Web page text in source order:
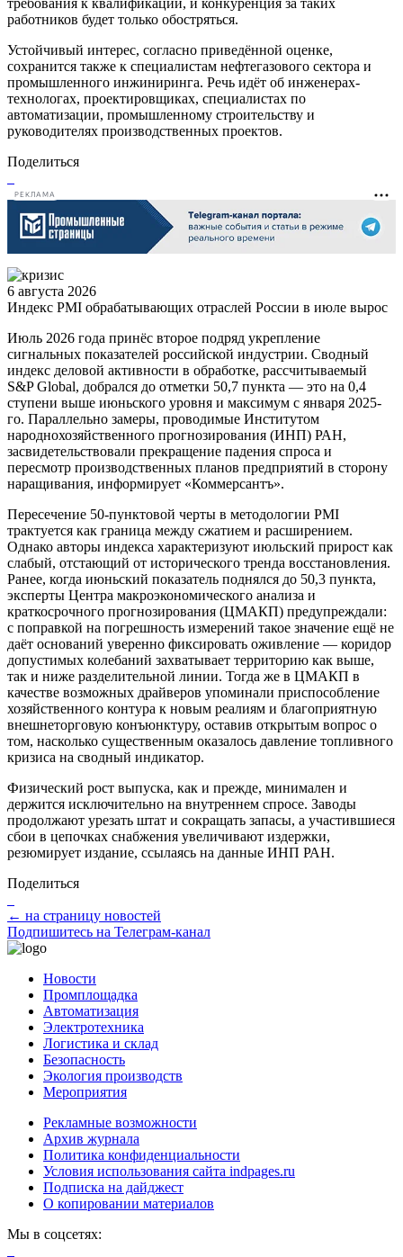
работников будет только обостряться.
Устойчивый интерес, согласно приведённой оценке,
сохранится также к специалистам нефтегазового сектора и
промышленного инжиниринга. Речь идёт об инженерах-
технологах, проектировщиках, специалистах по
автоматизации, промышленному строительству и
руководителях производственных проектов.
Поделиться
РЕКЛАМА
6 августа 2026
Индекс PMI обрабатывающих отраслей России в июле вырос
Июль 2026 года принёс второе подряд укрепление
сигнальных показателей российской индустрии. Сводный
индекс деловой активности в обработке, рассчитываемый
S&P Global, добрался до отметки 50,7 пункта — это на 0,4
ступени выше июньского уровня и максимум с января 2025-
го. Параллельно замеры, проводимые Институтом
народнохозяйственного прогнозирования (ИНП) РАН,
засвидетельствовали прекращение падения спроса и
пересмотр производственных планов предприятий в сторону
наращивания, информирует «Коммерсантъ».
Пересечение 50-пунктовой черты в методологии PMI
трактуется как граница между сжатием и расширением.
Однако авторы индекса характеризуют июльский прирост как
слабый, отстающий от исторического тренда восстановления.
Ранее, когда июньский показатель поднялся до 50,3 пункта,
эксперты Центра макроэкономического анализа и
краткосрочного прогнозирования (ЦМАКП) предупреждали:
с поправкой на погрешность измерений такое значение ещё не
даёт оснований уверенно фиксировать оживление — коридор
допустимых колебаний захватывает территорию как выше,
так и ниже разделительной линии. Тогда же в ЦМАКП в
качестве возможных драйверов упоминали приспособление
хозяйственного контура к новым реалиям и благоприятную
внешнеторговую конъюнктуру, оставив открытым вопрос о
том, насколько существенным оказалось давление топливного
кризиса на сводный индикатор.
Физический рост выпуска, как и прежде, минимален и
держится исключительно на внутреннем спросе. Заводы
продолжают урезать штат и сокращать запасы, а участившиеся
сбои в цепочках снабжения увеличивают издержки,
резюмирует издание, ссылаясь на данные ИНП РАН.
Поделиться
← на страницу новостей
Подпишитесь на Телеграм-канал
Новости
Промплощадка
Автоматизация
Электротехника
Логистика и склад
Безопасность
Экология производств
Мероприятия
Рекламные возможности
Архив журнала
Политика конфиденциальности
Условия использования сайта indpages.ru
Подписка на дайджест
О копировании материалов
Мы в соцсетях: